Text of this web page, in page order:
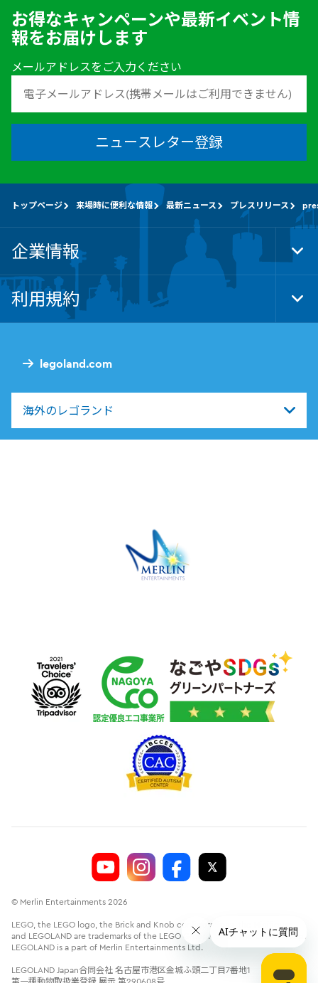
お得なキャンペーンや最新イベント情
報をお届けします
メールアドレスをご入力ください
ニュースレター登録
legoland.com
海外のレゴランド
トップページ 来場時に便利な情報 最新ニュース プレスリリース
企業情報
利用規約
© Merlin Entertainments 2026
LEGO, the LEGO logo, the Brick and Knob configurations, the Minifigure
and LEGOLAND are trademarks of the LEGO Group.©2026 The LEGO Group.
LEGOLAND is a part of Merlin Entertainments Ltd.
LEGOLAND Japan合同会社 名古屋市港区金城ふ頭二丁目7番地1